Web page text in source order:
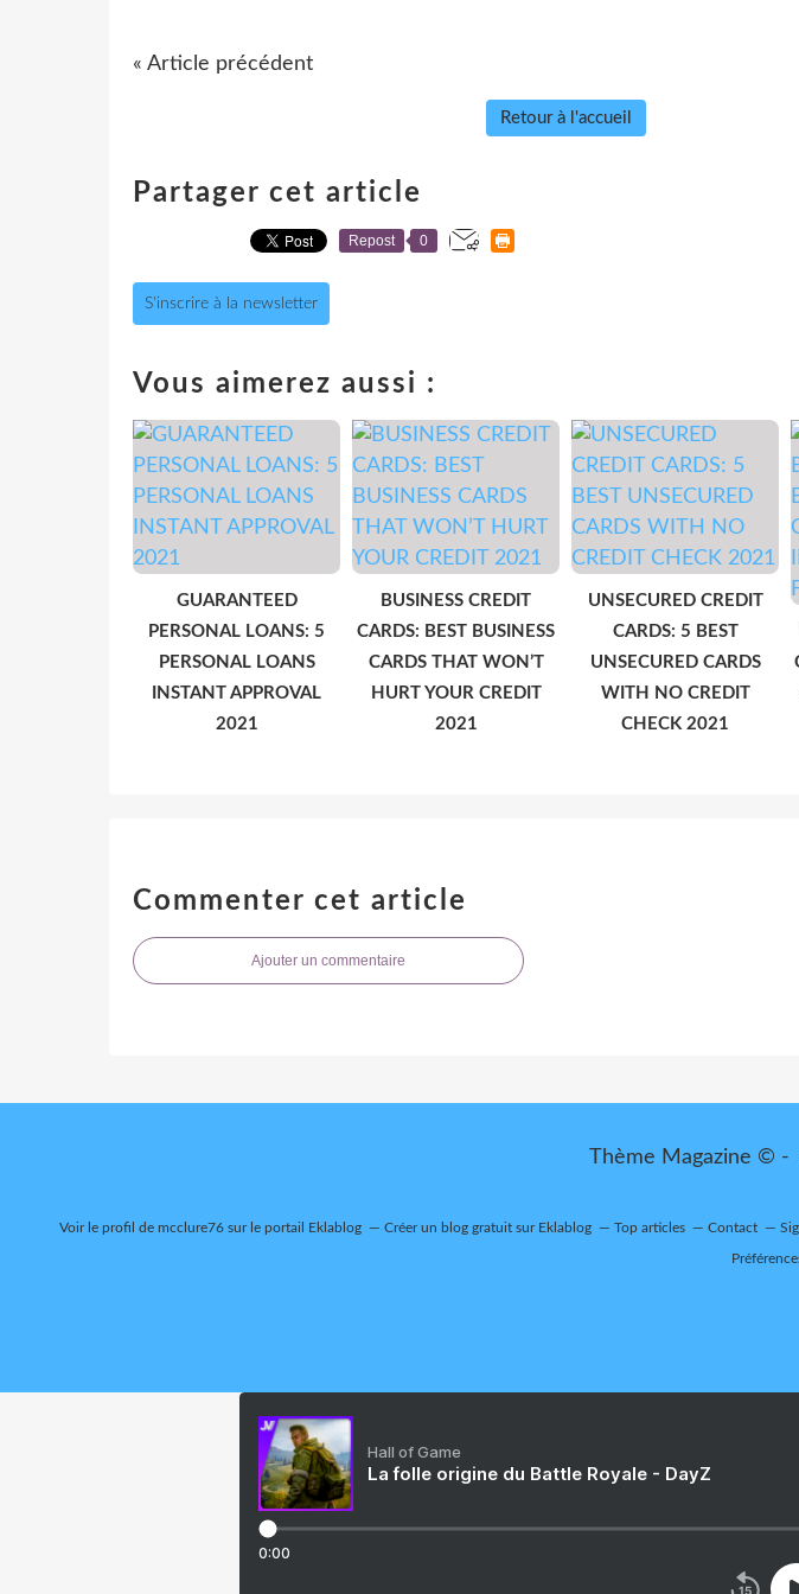
« Article précédent
Retour à l'accueil
Partager cet article
Repost 0
S'inscrire à la newsletter
Vous aimerez aussi :
GUARANTEED
PERSONAL LOANS: 5
PERSONAL LOANS
INSTANT APPROVAL
2021
BUSINESS CREDIT
CARDS: BEST BUSINESS
CARDS THAT WON’T
HURT YOUR CREDIT
2021
UNSECURED CREDIT
CARDS: 5 BEST
UNSECURED CARDS
WITH NO CREDIT
CHECK 2021
Commenter cet article
Ajouter un commentaire
Thème Magazine © -
Voir le profil de mcclure76sur le portail Eklablog Créer un blog gratuit sur Eklablog Top articles Contact
Hall of Game
La folle origine du Battle Royale - DayZ
0:00